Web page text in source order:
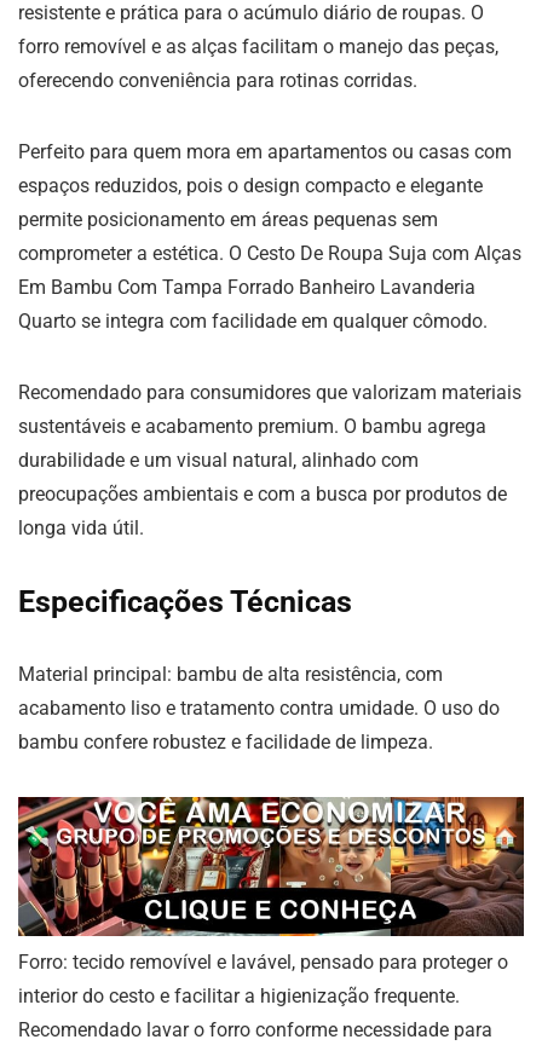
resistente e prática para o acúmulo diário de roupas. O
forro removível e as alças facilitam o manejo das peças,
oferecendo conveniência para rotinas corridas.
Perfeito para quem mora em apartamentos ou casas com
espaços reduzidos, pois o design compacto e elegante
permite posicionamento em áreas pequenas sem
comprometer a estética. O Cesto De Roupa Suja com Alças
Em Bambu Com Tampa Forrado Banheiro Lavanderia
Quarto se integra com facilidade em qualquer cômodo.
Recomendado para consumidores que valorizam materiais
sustentáveis e acabamento premium. O bambu agrega
durabilidade e um visual natural, alinhado com
preocupações ambientais e com a busca por produtos de
longa vida útil.
Especificações Técnicas
Material principal: bambu de alta resistência, com
acabamento liso e tratamento contra umidade. O uso do
bambu confere robustez e facilidade de limpeza.
Forro: tecido removível e lavável, pensado para proteger o
interior do cesto e facilitar a higienização frequente.
Recomendado lavar o forro conforme necessidade para